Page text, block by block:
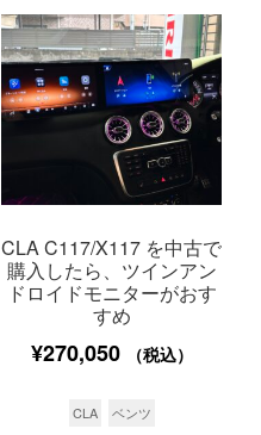
CLA C117/X117 を中古で
購入したら、ツインアン
ドロイドモニターがおす
すめ
¥270,050 （税込）
CLA ベンツ